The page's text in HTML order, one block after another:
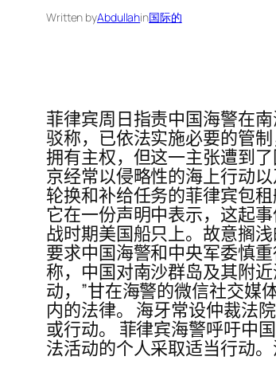
Written byAbdullahin国际的
菲律宾周日指责中国海警在
驳称，已依法实施必要的管
拥有主权，但这一主张遭到
京经常以侵略性的海上行动
轮换和补给任务的菲律宾包
它在一份声明中表示，这起
战时期美国船只上。故意搁
要求中国海警和中央军委慎
称，中国对南沙群岛及其附
动，”甘在海警的微信社交媒
内的法律。 海牙常设仲裁法
或行动。 菲律宾海警呼吁中
法活动的个人采取适当行动。